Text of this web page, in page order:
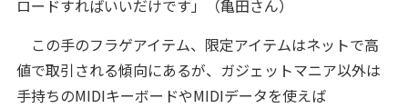
ロードすればいいだけです」（亀田さん）
この手のフラゲアイテム、限定アイテムはネットで高
値で取引される傾向にあるが、ガジェットマニア以外は
手持ちのMIDIキーボードやMIDIデータを使えば